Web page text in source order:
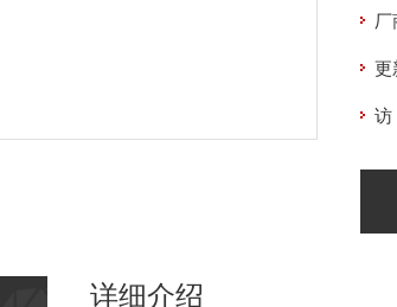
厂
更
访
详细介绍